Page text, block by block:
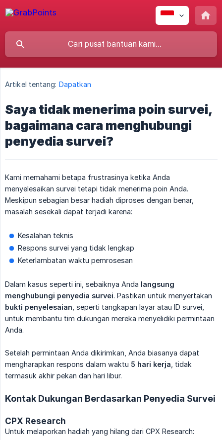
Artikel tentang: Dapatkan
Saya tidak menerima poin survei,
bagaimana cara menghubungi
penyedia survei?
Kami memahami betapa frustrasinya ketika Anda
menyelesaikan survei tetapi tidak menerima poin Anda.
Meskipun sebagian besar hadiah diproses dengan benar,
masalah sesekali dapat terjadi karena:
Kesalahan teknis
Respons survei yang tidak lengkap
Keterlambatan waktu pemrosesan
Dalam kasus seperti ini, sebaiknya Anda langsung
menghubungi penyedia survei. Pastikan untuk menyertakan
bukti penyelesaian , seperti tangkapan layar atau ID survei,
untuk membantu tim dukungan mereka menyelidiki permintaan
Anda.
Setelah permintaan Anda dikirimkan, Anda biasanya dapat
mengharapkan respons dalam waktu 5 hari kerja , tidak
termasuk akhir pekan dan hari libur.
Kontak Dukungan Berdasarkan Penyedia Survei
CPX Research
Untuk melaporkan hadiah yang hilang dari CPX Research: